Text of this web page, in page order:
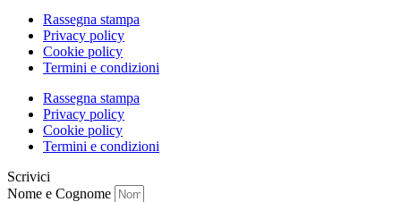
Rassegna stampa
Privacy policy
Cookie policy
Termini e condizioni
Rassegna stampa
Privacy policy
Cookie policy
Termini e condizioni
Scrivici
Nome e Cognome